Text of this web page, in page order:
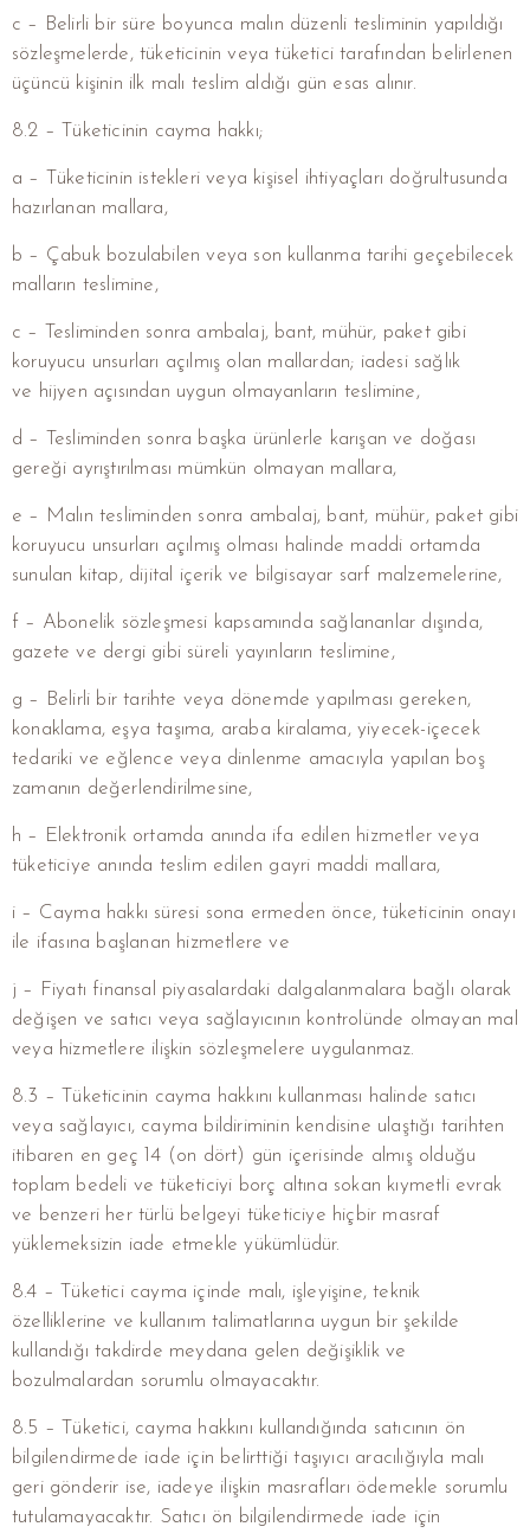
c – Belirli bir süre boyunca malın düzenli tesliminin yapıldığı
sözleşmelerde, tüketicinin veya tüketici tarafından belirlenen
üçüncü kişinin ilk malı teslim aldığı gün esas alınır.
8.2 – Tüketicinin cayma hakkı;
a – Tüketicinin istekleri veya kişisel ihtiyaçları doğrultusunda
hazırlanan mallara,
b – Çabuk bozulabilen veya son kullanma tarihi geçebilecek
malların teslimine,
c – Tesliminden sonra ambalaj, bant, mühür, paket gibi
koruyucu unsurları açılmış olan mallardan; iadesi sağlık
ve hijyen açısından uygun olmayanların teslimine,
d – Tesliminden sonra başka ürünlerle karışan ve doğası
gereği ayrıştırılması mümkün olmayan mallara,
e – Malın tesliminden sonra ambalaj, bant, mühür, paket gibi
koruyucu unsurları açılmış olması halinde maddi ortamda
sunulan kitap, dijital içerik ve bilgisayar sarf malzemelerine,
f – Abonelik sözleşmesi kapsamında sağlananlar dışında,
gazete ve dergi gibi süreli yayınların teslimine,
g – Belirli bir tarihte veya dönemde yapılması gereken,
konaklama, eşya taşıma, araba kiralama, yiyecek-içecek
tedariki ve eğlence veya dinlenme amacıyla yapılan boş
zamanın değerlendirilmesine,
h – Elektronik ortamda anında ifa edilen hizmetler veya
tüketiciye anında teslim edilen gayri maddi mallara,
i – Cayma hakkı süresi sona ermeden önce, tüketicinin onayı
ile ifasına başlanan hizmetlere ve
j – Fiyatı finansal piyasalardaki dalgalanmalara bağlı olarak
değişen ve satıcı veya sağlayıcının kontrolünde olmayan mal
veya hizmetlere ilişkin sözleşmelere uygulanmaz.
8.3 – Tüketicinin cayma hakkını kullanması halinde satıcı
veya sağlayıcı, cayma bildiriminin kendisine ulaştığı tarihten
itibaren en geç 14 (on dört) gün içerisinde almış olduğu
toplam bedeli ve tüketiciyi borç altına sokan kıymetli evrak
ve benzeri her türlü belgeyi tüketiciye hiçbir masraf
yüklemeksizin iade etmekle yükümlüdür.
8.4 – Tüketici cayma içinde malı, işleyişine, teknik
özelliklerine ve kullanım talimatlarına uygun bir şekilde
kullandığı takdirde meydana gelen değişiklik ve
bozulmalardan sorumlu olmayacaktır.
8.5 – Tüketici, cayma hakkını kullandığında satıcının ön
bilgilendirmede iade için belirttiği taşıyıcı aracılığıyla malı
geri gönderir ise, iadeye ilişkin masrafları ödemekle sorumlu
tutulamayacaktır. Satıcı ön bilgilendirmede iade için